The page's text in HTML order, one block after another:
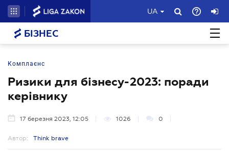
UA
БІЗНЕС
Комплаєнс
Ризики для бiзнесу-2023: поради
керівнику
17 березня 2023, 12:05 1026 0
Автор: Think brave